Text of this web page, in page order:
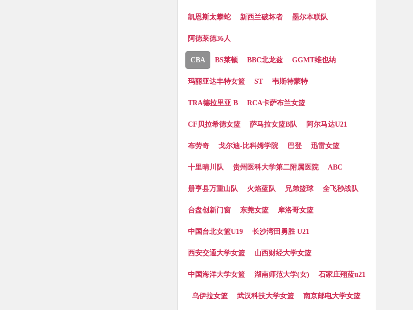
凯恩斯太攀蛇 新西兰破坏者 墨尔本联队
阿德莱德36人
CBA BS莱顿 BBC北龙兹 GGMT维也纳
玛丽亚达丰特女篮 ST 韦斯特蒙特
TRA德拉里亚 B RCA卡萨布兰女篮
CF贝拉希德女篮 萨马拉女篮B队 阿尔马达U21
布劳奇 戈尔迪-比科姆学院 巴登 迅雷女篮
十里晴川队 贵州医科大学第二附属医院 ABC
册亨县万重山队 火焰蓝队 兄弟篮球 全飞秒战队
台盘创新门窗 东莞女篮 摩洛哥女篮
中国台北女篮U19 长沙湾田勇胜 U21
西安交通大学女篮 山西财经大学女篮
中国海洋大学女篮 湖南师范大学(女) 石家庄翔蓝u21
乌伊拉女篮 武汉科技大学女篮 南京邮电大学女篮